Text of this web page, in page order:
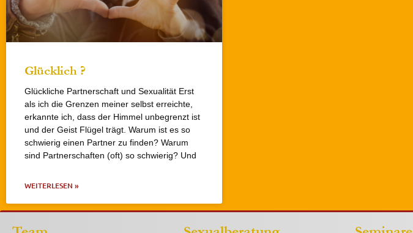
Glücklich ?
Glückliche Partnerschaft und Sexualität Erst
als ich die Grenzen meiner selbst erreichte,
erkannte ich, dass der Himmel unbegrenzt ist
und der Geist Flügel trägt. Warum ist es so
schwierig einen Partner zu finden? Warum
sind Partnerschaften (oft) so schwierig? Und
WEITERLESEN »